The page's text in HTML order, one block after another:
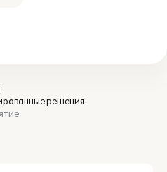
решения